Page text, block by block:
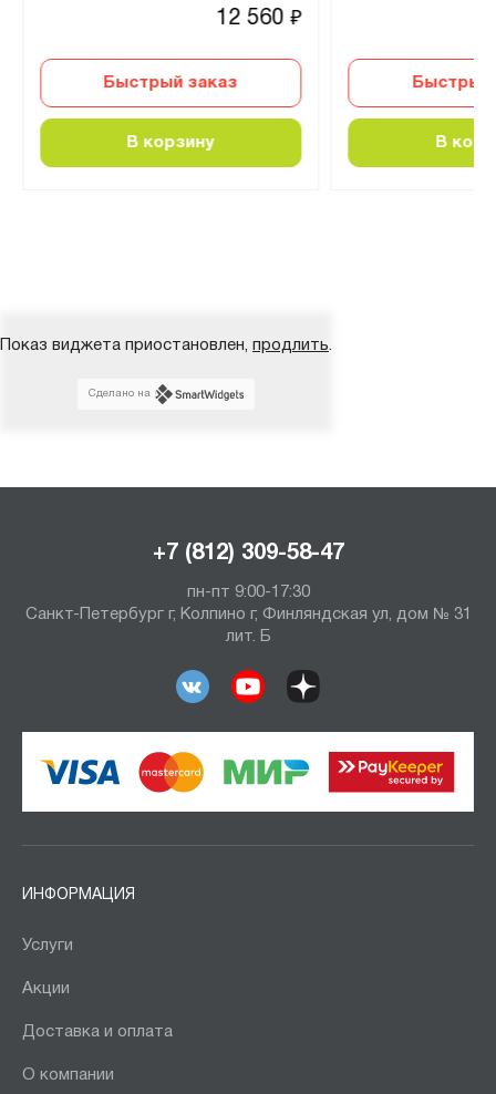
12 560₽
Быстрый заказ
В корзину
Быстрый
В
Показ виджета приостановлен, продлить.
Сделано на
+7 (812) 309-58-47
пн-пт 9:00-17:30
Санкт-Петербург г, Колпино г, Финляндская ул, дом № 31
лит. Б
ИНФОРМАЦИЯ
Услуги
Акции
Доставка и оплата
О компании